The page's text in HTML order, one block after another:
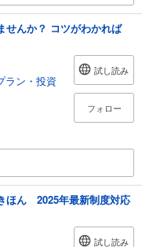
せんか？ コツがわかれば
ラン・投資
試し読み
フォロー
ほん 2025年最新制度対応
試し読み